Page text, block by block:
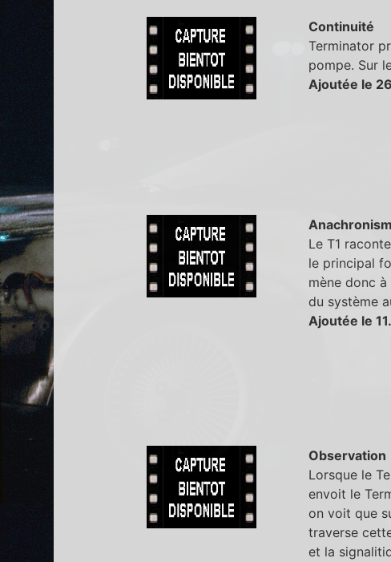
Continuité
Terminator
pompe. Sur
Ajoutée le
Le T1
le principal
mène donc
du système
Ajoutée le
Observation
Lorsque le
envoit le
on voit que
traverse
et la